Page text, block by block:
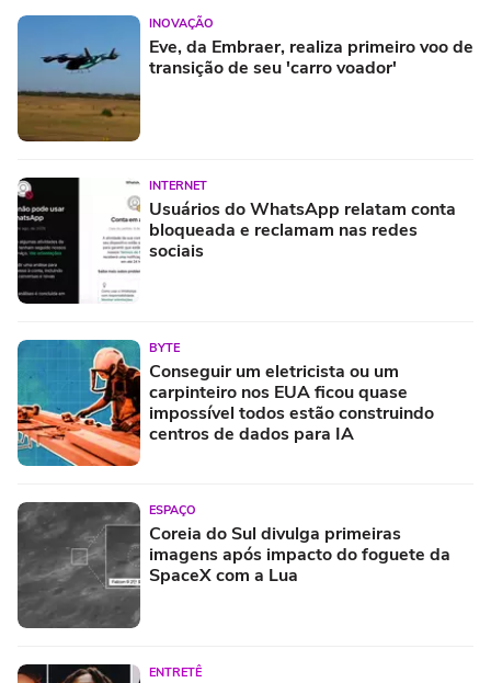
INOVAÇÃO
Eve, da Embraer, realiza primeiro voo de
transição de seu 'carro voador'
INTERNET
Usuários do WhatsApp relatam conta
bloqueada e reclamam nas redes
sociais
BYTE
Conseguir um eletricista ou um
carpinteiro nos EUA ficou quase
impossível todos estão construindo
centros de dados para IA
ESPAÇO
Coreia do Sul divulga primeiras
imagens após impacto do foguete da
SpaceX com a Lua
ENTRETÊ